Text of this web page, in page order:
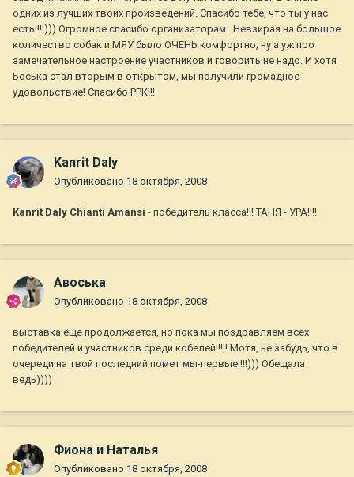
одних из лучших твоих произведений. Спасибо тебе, что ты у нас
есть!!!!))) Огромное спасибо организаторам...Невзирая на большое
количество собак и МЯУ было ОЧЕНЬ комфортно, ну а уж про
замечательное настроение участников и говорить не надо. И хотя
Боська стал вторым в открытом, мы получили громадное
удовольствие! Спасибо РРК!!!
Kanrit Daly
Опубликовано 18 октября, 2008
Kanrit Daly Chianti Amansi - победитель класса!!! ТАНЯ - УРА!!!!
Авоська
Опубликовано 18 октября, 2008
выставка еще продолжается, но пока мы поздравляем всех
победителей и участников среди кобелей!!!!! Мотя, не забудь, что в
очереди на твой последний помет мы-первые!!!!))) Обещала
ведь))))
Фиона и Наталья
Опубликовано 18 октября, 2008